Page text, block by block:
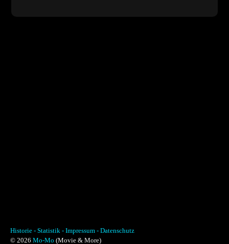
Historie - Statistik - Impressum - Datenschutz
© 2026 Mo-Mo (Movie & More)